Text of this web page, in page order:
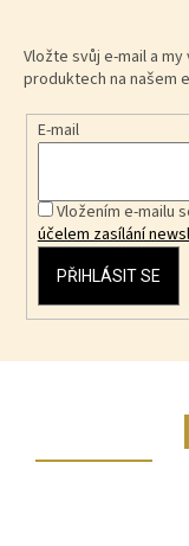
Vložte svůj e-mail a
produktech na našem
E-mail
Vložením e-mailu
účelem zasílání
PŘIHLÁSIT SE